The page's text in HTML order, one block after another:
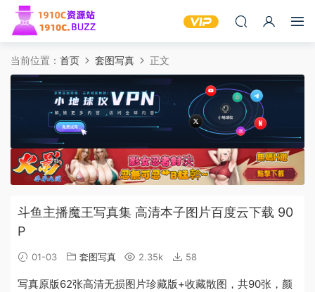
当前位置： 首页 套图写真 正文
斗鱼主播魔王写真集 高清本子图片百度云下载 90
P
01-03 套图写真 2.35k 58
写真原版62张高清无损图片珍藏版+收藏散图，共90张，颜